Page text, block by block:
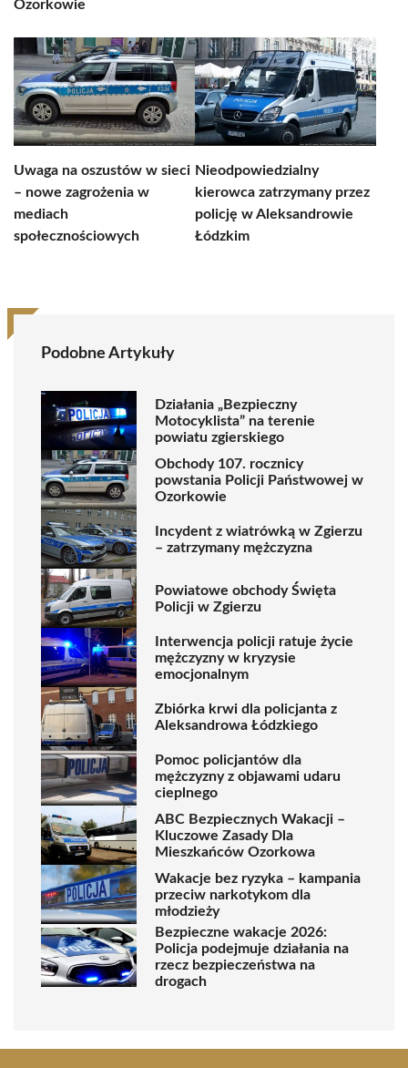
Ozorkowie
Uwaga na oszustów w sieci
– nowe zagrożenia w
mediach
społecznościowych
Nieodpowiedzialny
kierowca zatrzymany przez
policję w Aleksandrowie
Łódzkim
Podobne Artykuły
Działania „Bezpieczny
Motocyklista” na terenie
powiatu zgierskiego
Obchody 107. rocznicy
powstania Policji Państwowej w
Ozorkowie
Incydent z wiatrówką w Zgierzu
– zatrzymany mężczyzna
Powiatowe obchody Święta
Policji w Zgierzu
Interwencja policji ratuje życie
mężczyzny w kryzysie
emocjonalnym
Zbiórka krwi dla policjanta z
Aleksandrowa Łódzkiego
Pomoc policjantów dla
mężczyzny z objawami udaru
cieplnego
ABC Bezpiecznych Wakacji –
Kluczowe Zasady Dla
Mieszkańców Ozorkowa
Wakacje bez ryzyka – kampania
przeciw narkotykom dla
młodzieży
Bezpieczne wakacje 2026:
Policja podejmuje działania na
rzecz bezpieczeństwa na
drogach